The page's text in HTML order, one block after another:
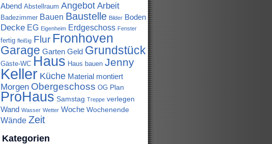
Abend Abstellraum Angebot Arbeit
Badezimmer Bauen Baustelle Bilder Boden
Decke EG Eigenheim Erdgeschoss Fenster
fertig fleißig Flur Fronhoven
Garage Garten Geld Grundstück
Gäste-WC Haus Haus bauen Jenny
Keller Küche Material montiert
Morgen Obergeschoss OG Plan
ProHaus Samstag Treppe verlegen
Wand Wasser Wetter Woche Wochenende
Wände Zeit
Kategorien